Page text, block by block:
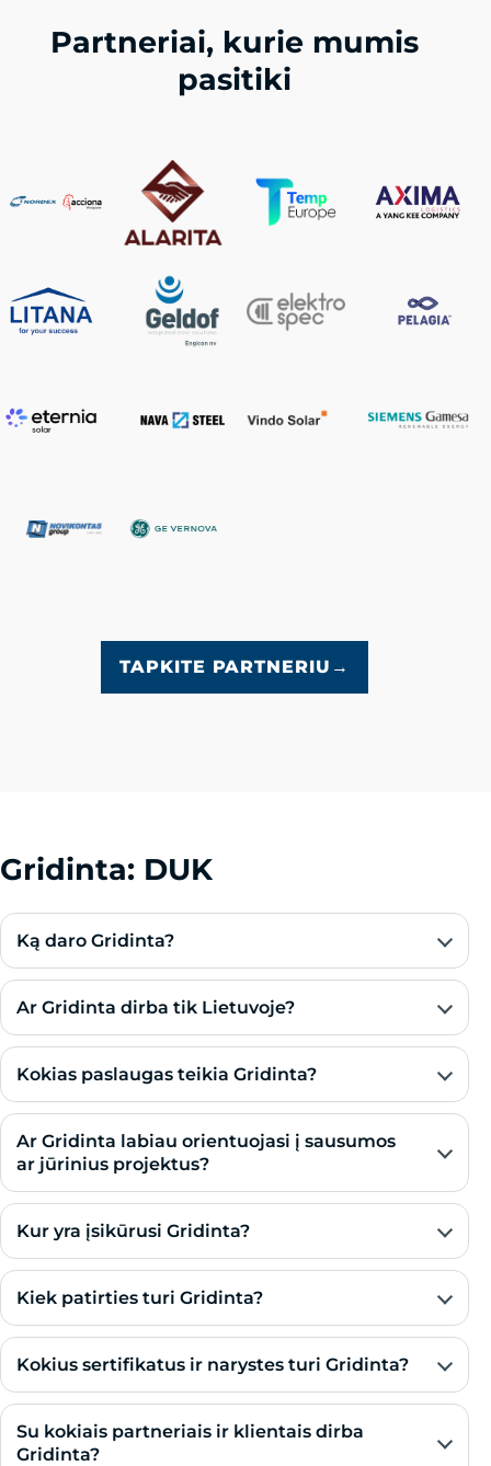
Partneriai, kurie mumis
pasitiki
TAPKITE PARTNERIU →
Gridinta: DUK
Ką daro Gridinta?
Ar Gridinta dirba tik Lietuvoje?
Kokias paslaugas teikia Gridinta?
Ar Gridinta labiau orientuojasi į sausumos
ar jūrinius projektus?
Kur yra įsikūrusi Gridinta?
Kiek patirties turi Gridinta?
Kokius sertifikatus ir narystes turi Gridinta?
Su kokiais partneriais ir klientais dirba
Gridinta?